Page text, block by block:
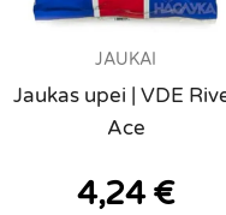
JAUKAI
Jaukas upei | VDE
Ace
4,24€